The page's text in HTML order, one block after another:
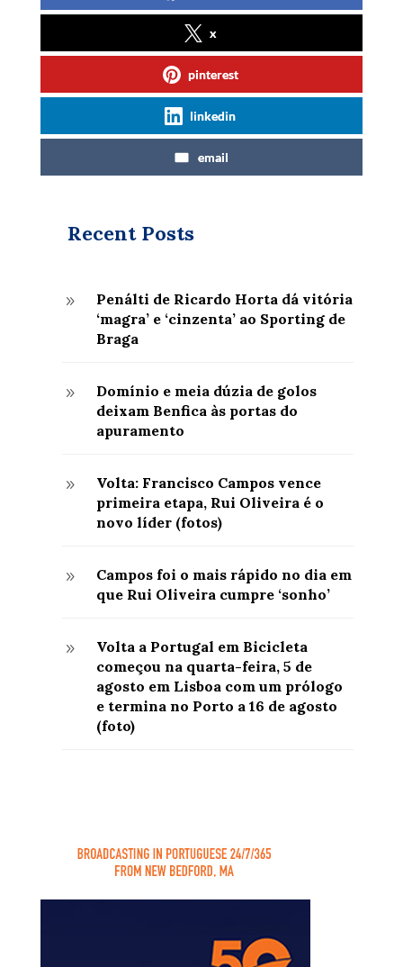
x
pinterest
linkedin
email
Recent Posts
9
Penálti de Ricardo Horta dá vitória
‘magra’ e ‘cinzenta’ ao Sporting de
Braga
9
Domínio e meia dúzia de golos
deixam Benfica às portas do
apuramento
9
Volta: Francisco Campos vence
primeira etapa, Rui Oliveira é o
novo líder (fotos)
9
Campos foi o mais rápido no dia em
que Rui Oliveira cumpre ‘sonho’
9
Volta a Portugal em Bicicleta
começou na quarta-feira, 5 de
agosto em Lisboa com um prólogo
e termina no Porto a 16 de agosto
(foto)